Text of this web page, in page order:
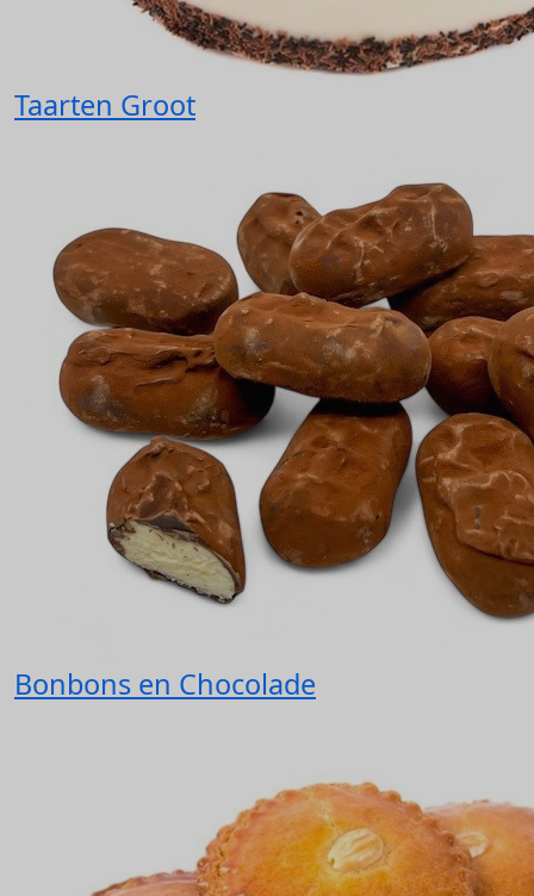
Taarten Groot
Bonbons en Chocolade